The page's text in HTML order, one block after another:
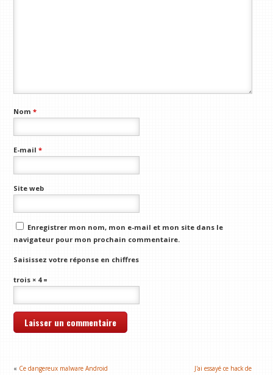
Nom*
E-mail*
Site web
Enregistrer mon nom, mon e-mail et mon site dans le
navigateur pour mon prochain commentaire.
Saisissez votre réponse en chiffres
trois × 4 =
« Ce dangereux malware Android
J'ai essayé ce hack de